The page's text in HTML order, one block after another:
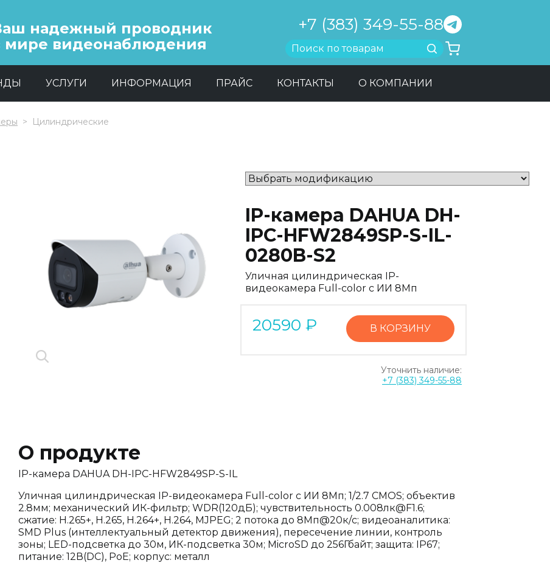
надежный проводник
мире видеонаблюдения
+7 (383) 349-55-88
Найти
УСЛУГИ ИНФОРМАЦИЯ ПРАЙС КОНТАКТЫ О КОМПАНИИ
Цилиндрические
IP-камера DAHUA DH-
IPC-HFW2849SP-S-IL-
0280B-S2
Уличная цилиндрическая IP-
видеокамера Full-color с ИИ 8Мп
20590 ₽ В КОРЗИНУ
Уточнить наличие:
+7 (383) 349-55-88
О продукте
IP-камера DAHUA DH-IPC-HFW2849SP-S-IL
Уличная цилиндрическая IP-видеокамера Full-color с ИИ 8Мп; 1/2.7 CMOS; объектив
2.8мм; механический ИК-фильтр; WDR(120дБ); чувствительность 0.008лк@F1.6;
сжатие: H.265+, H.265, H.264+, H.264, MJPEG; 2 потока до 8Мп@20к/с; видеоаналитика:
SMD Plus (интеллектуальный детектор движения), пересечение линии, контроль
зоны; LED-подсветка до 30м, ИК-подсветка 30м; MicroSD до 256Гбайт; защита: IP67;
питание: 12В(DC), PoE; корпус: металл